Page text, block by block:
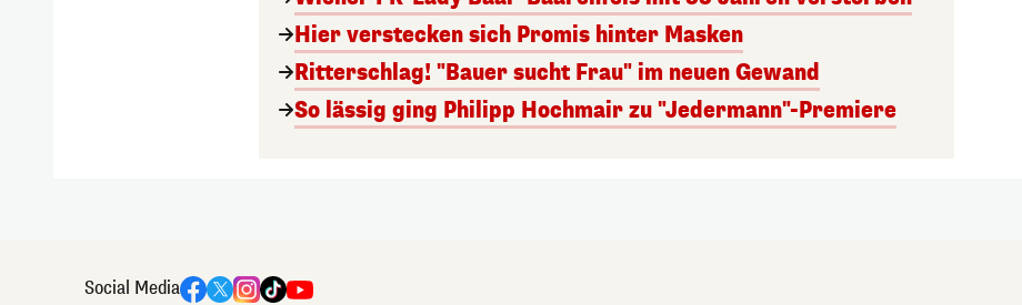
Hier verstecken sich Promis hinter Masken
Ritterschlag! "Bauer sucht Frau" im neuen Gewand
So lässig ging Philipp Hochmair zu "Jedermann"-Premiere
Social Media